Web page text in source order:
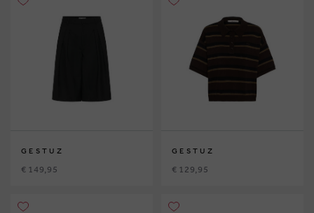
GESTUZ
€ 149,95
GESTUZ
€ 129,95